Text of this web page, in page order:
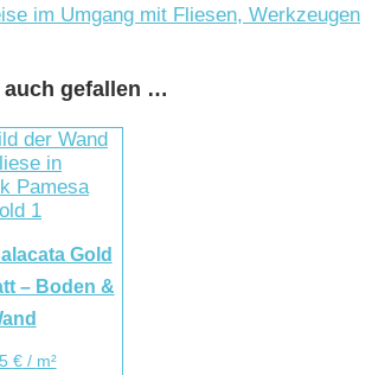
im Umgang mit Fliesen, Werkzeugen
auch gefallen …
Gold
– Boden &
€/ m²